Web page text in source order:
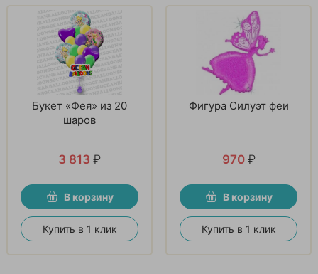
Букет «Фея» из 20
шаров
3 813 ₽
В корзину
Купить в 1 клик
Фигура Силуэт феи
970 ₽
В корзину
Купить в 1 клик